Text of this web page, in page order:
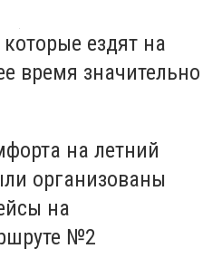
ездят на
время значительно
на летний
организованы
на
№2